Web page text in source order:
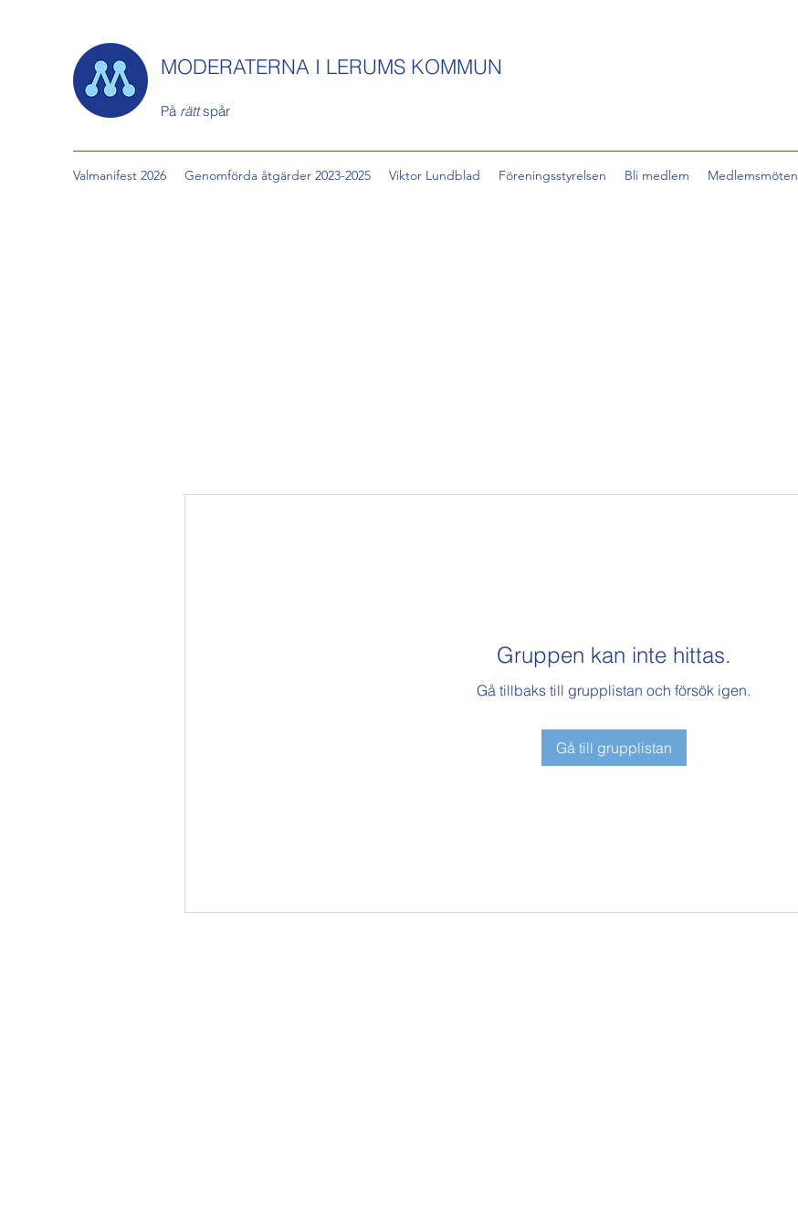
MODERATERNA I LERUMS KOMMUN
På rättspår
Valmanifest 2026 Genomförda åtgärder 2023-2025 Viktor Lundblad Föreningsstyrelsen Bli medlem Medlemsmöten
Gruppen kan inte hittas.
Gå tillbaks till grupplistan och försök igen.
Gå till grupplistan